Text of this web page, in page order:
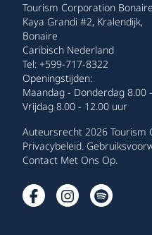
Tourism Corporation Bonaire
Kaya Grandi #2, Kralendijk,
Bonaire
Caribisch Nederland
Tel: +599-717-8322
Openingstijden:
Maandag - Donderdag
Vrijdag 8.00 - 12.00 uur
Auteursrecht 2026 Tourism
Privacybeleid.
Contact Met Ons Op.